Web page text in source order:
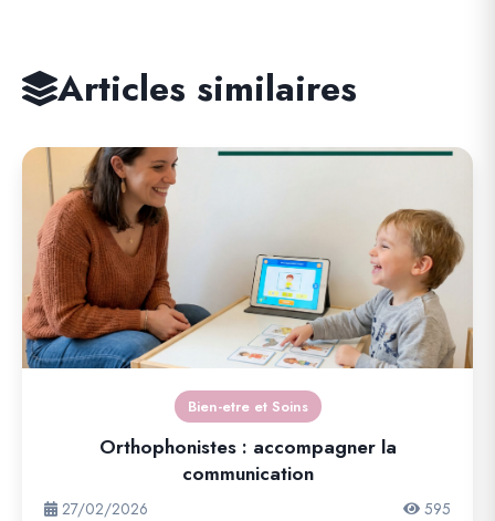
Articles similaires
Bien-etre et Soins
Orthophonistes : accompagner la
communication
27/02/2026 595